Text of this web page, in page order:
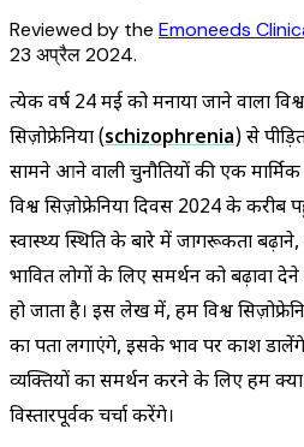
Reviewed by the Emoneeds
23 अप्रैल 2024.
प्रत्येक वर्ष 24 मई को मनाया जाने वाला
सिज़ोफ्रेनिया (schizophrenia) से
सामने आने वाली चुनौतियों की एक
विश्व सिज़ोफ्रेनिया दिवस 2024 के
स्वास्थ्य स्थिति के बारे में जागरूकता
प्रभावित लोगों के लिए समर्थन को बढ़ावा
हो जाता है। इस लेख में, हम विश्व
का पता लगाएंगे, इसके प्रभाव पर प्रकाश
व्यक्तियों का समर्थन करने के लिए हम
विस्तारपूर्वक चर्चा करेंगे।